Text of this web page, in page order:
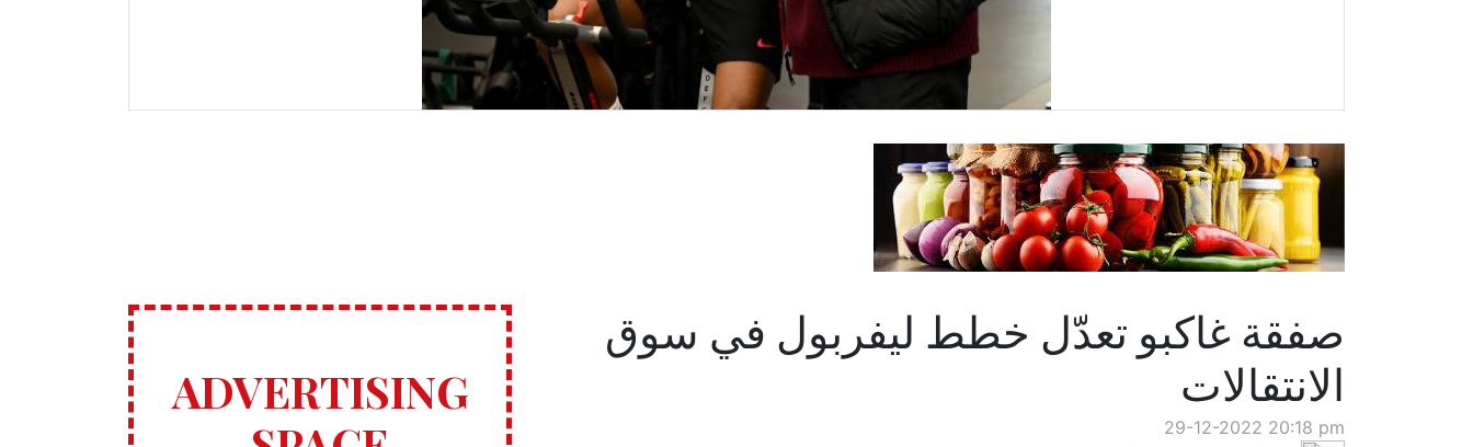
صفقة غاكبو تعدّل خطط ليفربول في سوق
الانتقالات
29-12-2022 20:18 pm
ADVERTISING